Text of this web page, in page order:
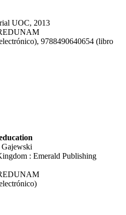
UOC, 2013
9788490640654 (libro
: Emerald Publishing